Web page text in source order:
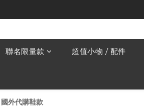
聯名限量款 超值小物 / 配件
國外代購鞋款